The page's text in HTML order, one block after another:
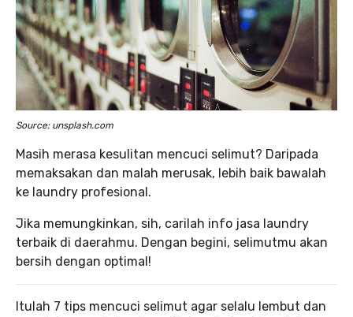
Source: unsplash.com
Masih merasa kesulitan mencuci selimut? Daripada
memaksakan dan malah merusak, lebih baik bawalah
ke laundry profesional.
Jika memungkinkan, sih, carilah info jasa laundry
terbaik di daerahmu. Dengan begini, selimutmu akan
bersih dengan optimal!
Itulah 7 tips mencuci selimut agar selalu lembut dan